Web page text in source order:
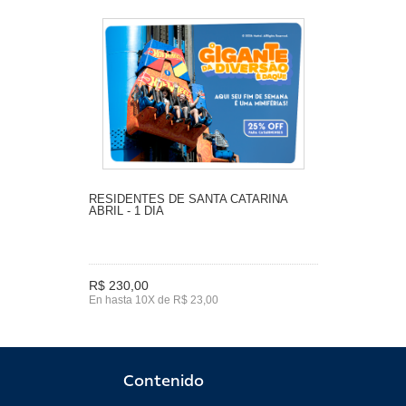
RESIDENTES DE SANTA CATARINA
ABRIL - 1 DIA
R$ 230,00
En hasta 10X de R$ 23,00
Contenido